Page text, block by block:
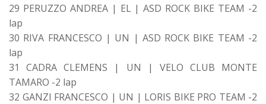
29 PERUZZO ANDREA | EL | ASD ROCK BIKE TEAM -2
lap
30 RIVA FRANCESCO | UN | ASD ROCK BIKE TEAM -2
lap
31 CADRA CLEMENS | UN | VELO CLUB MONTE
TAMARO -2 lap
32 GANZI FRANCESCO | UN | LORIS BIKE PRO TEAM -2